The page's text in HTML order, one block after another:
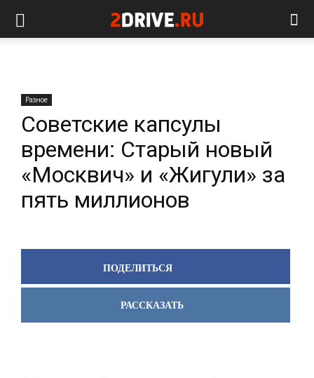
Разное
Советские капсулы
времени: Старый новый
«Москвич» и «Жигули» за
пять миллионов
ПОДЕЛИТЬСЯ
РАССКАЗАТЬ